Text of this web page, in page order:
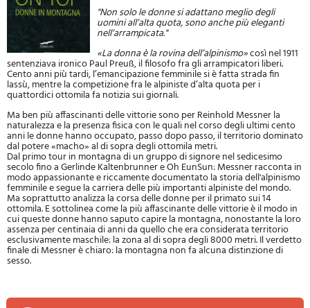
"Non solo le donne si adattano meglio degli
uomini all’alta quota, sono anche più eleganti
nell’arrampicata."
«La donna è la rovina dell’alpinismo»così nel 1911
sentenziava ironico Paul Preuß, il filosofo fra gli arrampicatori liberi.
Cento anni più tardi, l’emancipazione femminile si è fatta strada fin
lassù, mentre la competizione fra le alpiniste d’alta quota per i
quattordici ottomila fa notizia sui giornali.
Ma ben più affascinanti delle vittorie sono per Reinhold Messner la
naturalezza e la presenza fisica con le quali nel corso degli ultimi cento
anni le donne hanno occupato, passo dopo passo, il territorio dominato
dal potere «macho» al di sopra degli ottomila metri.
Dal primo tour in montagna di un gruppo di signore nel sedicesimo
secolo fino a Gerlinde Kaltenbrunner e Oh Eun­Sun: Messner racconta in
modo appassionante e riccamente documentato la storia dell'alpinismo
femminile e segue la carriera delle più importanti alpiniste del mondo.
Ma soprattutto analizza la corsa delle donne per il primato sui 14
ottomila. E sottolinea come la più affascinante delle vittorie è il modo in
cui queste donne hanno saputo capire la montagna, nonostante la loro
assenza per centinaia di anni da quello che era considerata territorio
esclusivamente maschile: la zona al di sopra degli 8000 metri. Il verdetto
finale di Messner è chiaro: la montagna non fa alcuna distinzione di
sesso.